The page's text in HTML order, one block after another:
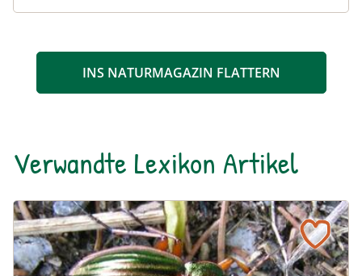
Grünland beeinflussen.
INS NATURMAGAZIN FLATTERN
Verwandte Lexikon Artikel
Goldlaufkäfer
Naturlexikon: Goldlaufkäfer